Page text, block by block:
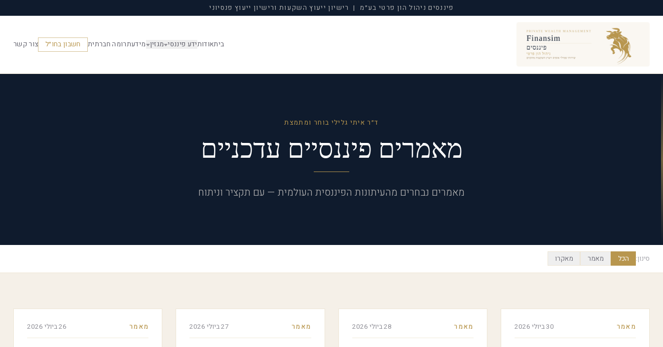
פיננסים ניהול הון פרטי בע״מ | רישיון ייעוץ השקעות ורישיון ייעוץ פנסיוני
ביתאודותידע פיננסי מגזין מידעתרומה חברתית חשבון בחו״ל צור קשר
ד״ר איתי גלילי בוחר ומתמצת
מאמרים פיננסיים עדכניים
מאמרים נבחרים מהעיתונות הפיננסית העולמית — עם תקציר וניתוח
סינון: הכל מאמר מאקרו
מאמר 30 ביולי 2026 מאמר 28 ביולי 2026 מאמר 27 ביולי 2026 מאמר 26 ביולי 2026